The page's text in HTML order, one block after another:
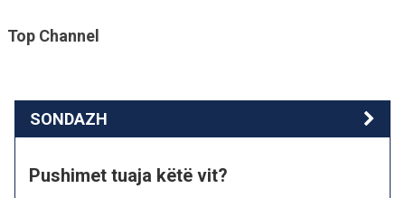
Top Channel
SONDAZH
Pushimet tuaja këtë vit?